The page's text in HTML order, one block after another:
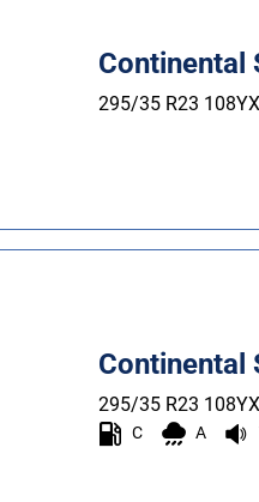
Continental
295/35 R23 108Y
Continental
295/35 R23 108Y
C A